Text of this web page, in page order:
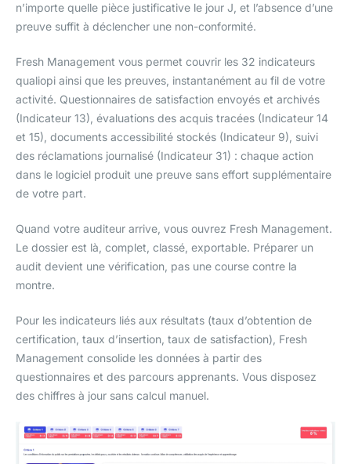
n’importe quelle pièce justificative le jour J, et l’absence d’une
preuve suffit à déclencher une non-conformité.
Fresh Management vous permet couvrir les 32 indicateurs
qualiopi ainsi que les preuves, instantanément au fil de votre
activité. Questionnaires de satisfaction envoyés et archivés
(Indicateur 13), évaluations des acquis tracées (Indicateur 14
et 15), documents accessibilité stockés (Indicateur 9), suivi
des réclamations journalisé (Indicateur 31) : chaque action
dans le logiciel produit une preuve sans effort supplémentaire
de votre part.
Quand votre auditeur arrive, vous ouvrez Fresh Management.
Le dossier est là, complet, classé, exportable. Préparer un
audit devient une vérification, pas une course contre la
montre.
Pour les indicateurs liés aux résultats (taux d’obtention de
certification, taux d’insertion, taux de satisfaction), Fresh
Management consolide les données à partir des
questionnaires et des parcours apprenants. Vous disposez
des chiffres à jour sans calcul manuel.